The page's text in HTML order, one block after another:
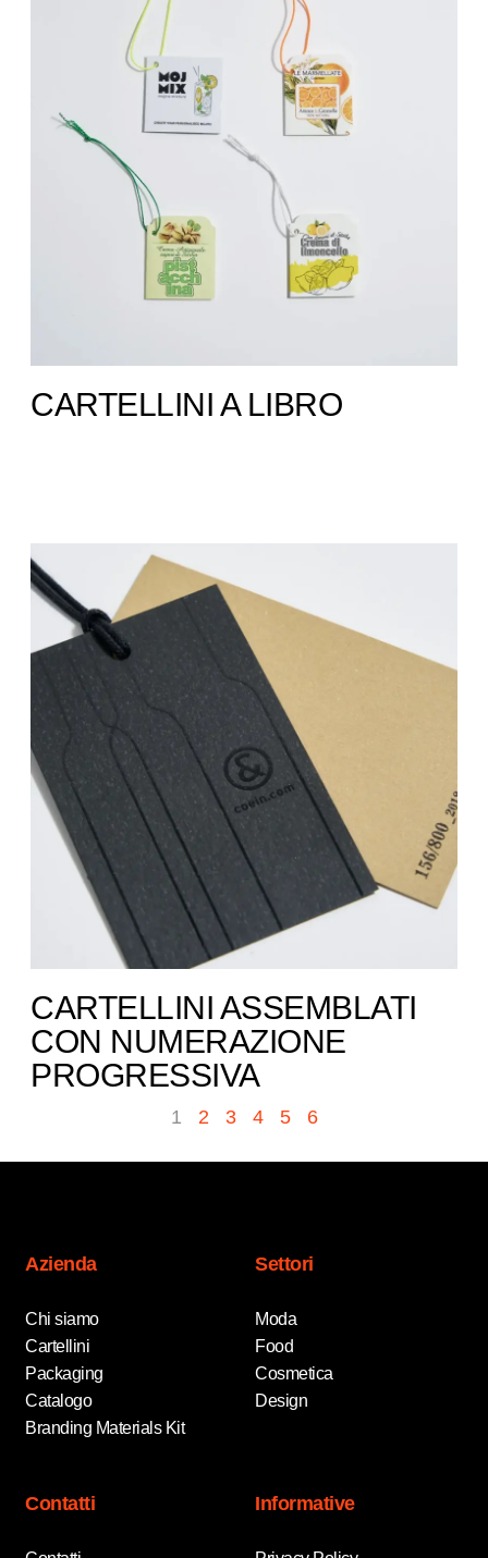
CARTELLINI A LIBRO
CARTELLINI ASSEMBLATI
CON NUMERAZIONE
PROGRESSIVA​
1 2 3 4 5 6
Azienda
Chi siamo
Cartellini
Packaging
Catalogo
Branding Materials Kit
Settori
Moda
Food
Cosmetica
Design
Contatti Informative